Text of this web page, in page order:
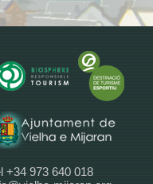
+34 973 640 018